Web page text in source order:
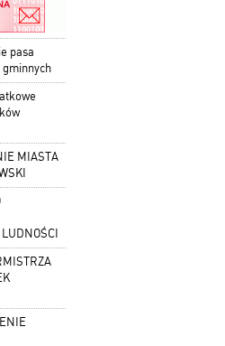
pasa
MIASTA